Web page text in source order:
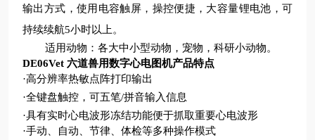
输出方式，使用电容触屏，操控便捷，大容量锂电池，可
持续续航5小时以上。
适用动物：各大中小型动物，宠物，科研小动物。
DE06Vet 六道兽用数字心电图机产品特点
·高分辨率热敏点阵打印输出
·全键盘触控，可五笔/拼音输入信息
·具有实时心电波形冻结功能便于抓取重要心电波形
·手动、自动、节律、体检等多种操作模式